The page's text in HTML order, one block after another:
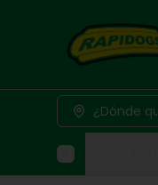
¿Dónde